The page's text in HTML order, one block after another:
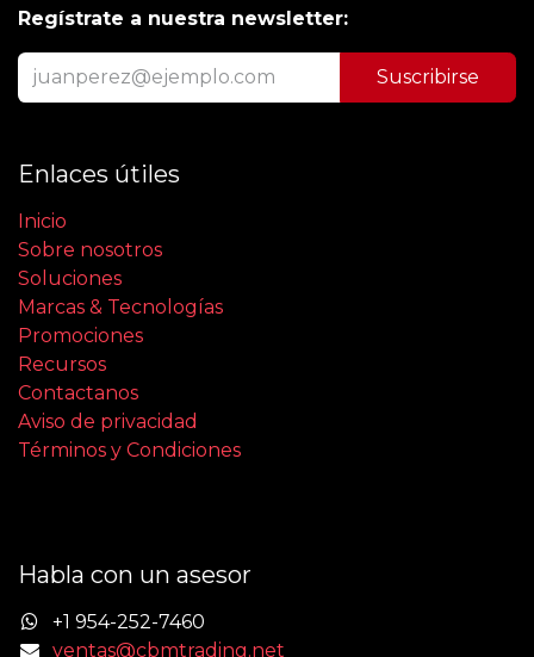
Regístrate a nuestra newsletter:
Suscribirse
Enlaces útiles
Inicio
Sobre nosotros
Soluciones
Marcas & Tecnologías
Promociones
Recursos
Contactanos
Aviso de privacidad
Términos y Condiciones
Habla con un asesor
+1 954-252-7460
ventas@cbmtrading.net